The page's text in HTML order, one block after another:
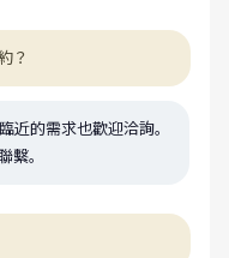
？
近的需求也歡迎洽詢。
。